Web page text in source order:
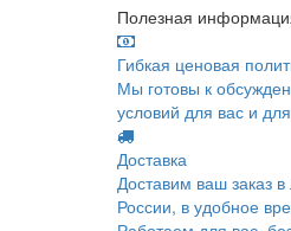
Полезная
Гибкая ценовая
Мы готовы к
условий для вас и
Доставка
Доставим ваш заказ
России, в удобное